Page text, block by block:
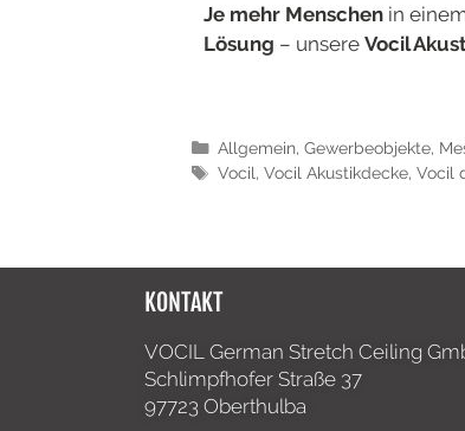
Je mehr Menschen in
Lösung – unsere Vocil
Allgemein, Gewerbeobjekte,
Vocil, Vocil Akustikdecke, Vocil
KONTAKT
VOCIL German Stretch Ceiling
Schlimpfhofer Straße 37
97723 Oberthulba